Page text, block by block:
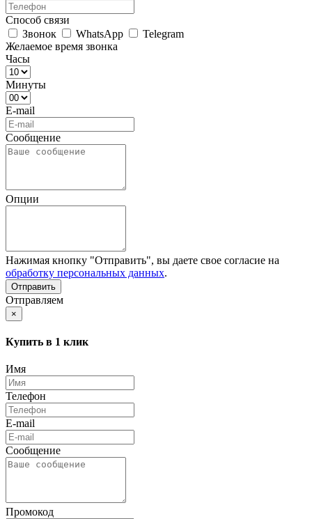
Способ связи
Звонок
WhatsApp
Telegram
Желаемое время звонка
Часы
Минуты
E-mail
Сообщение
Опции
Нажимая кнопку "Отправить", вы даете свое согласие на
обработку персональных данных.
Отправляем
×
Купить в 1 клик
Имя
Телефон
E-mail
Сообщение
Промокод